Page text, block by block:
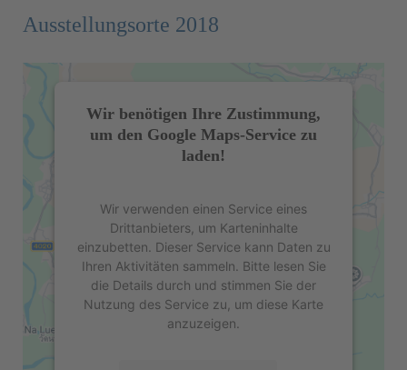
Ausstellungsorte 2018
Wir benötigen Ihre Zustimmung,
um den Google Maps-Service zu
laden!
Wir verwenden einen Service eines
Drittanbieters, um Karteninhalte
einzubetten. Dieser Service kann Daten zu
Ihren Aktivitäten sammeln. Bitte lesen Sie
die Details durch und stimmen Sie der
Nutzung des Service zu, um diese Karte
anzuzeigen.